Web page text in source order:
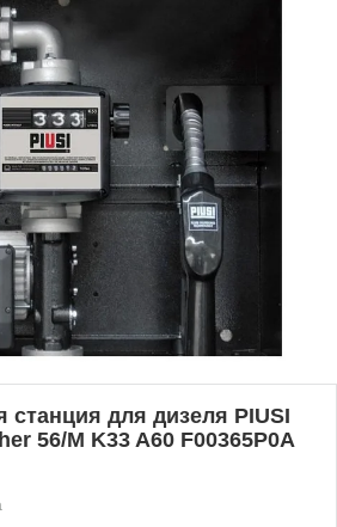
для дизеля PIUSI
56/M K33 A60 F00365P0A